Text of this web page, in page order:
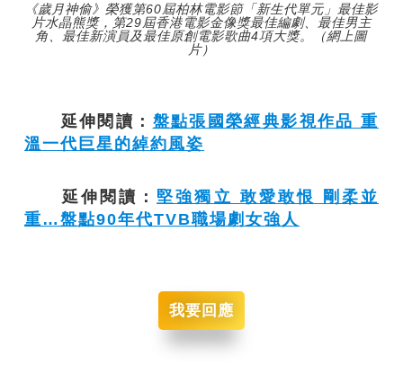
《歲月神偷》榮獲第60屆柏林電影節「新生代單元」最佳影
片水晶熊獎，第29屆香港電影金像獎最佳編劇、最佳男主
角、最佳新演員及最佳原創電影歌曲4項大獎。（網上圖
片）
延伸閱讀： 盤點張國榮經典影視作品 重
溫一代巨星的綽約風姿
延伸閱讀： 堅強獨立 敢愛敢恨 剛柔並
重…盤點90年代TVB職場劇女強人
我要回應